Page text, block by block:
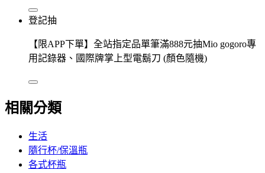
登記抽
【限APP下單】全站指定品單筆滿888元抽Mio gogoro專
用記錄器、國際牌掌上型電鬍刀 (顏色隨機)
相關分類
生活
隨行杯/保溫瓶
各式杯瓶